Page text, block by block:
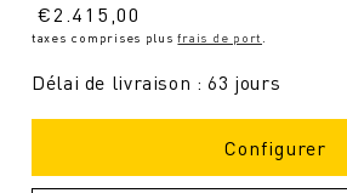
Prix
normal
€2.415,00
taxes comprises plusfrais de port
Délai de livraison : 63 jours
Configurer